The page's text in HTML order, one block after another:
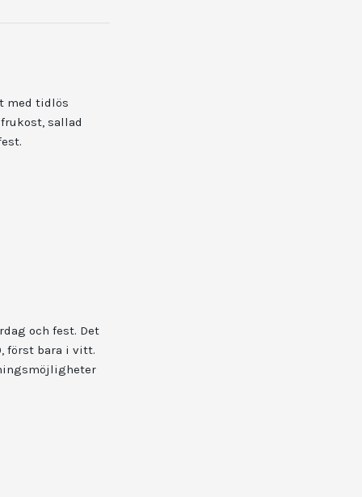
med tidlös
sallad
och fest. Det
först bara i vitt.